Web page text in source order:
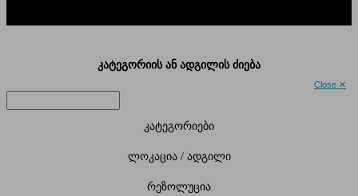
Close ✕
კატეგორიის ან ადგილის ძიება
კატეგორიები
ლოკაცია / ადგილი
რეზოლუცია